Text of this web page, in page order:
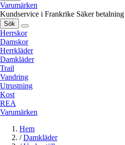
Varumärken
Kundservice i Frankrike Säker betalning
Sök
Herrskor
Damskor
Herrkläder
Damkläder
Trail
Vandring
Utrustning
Kost
REA
Varumärken
Hem
/ Damkläder